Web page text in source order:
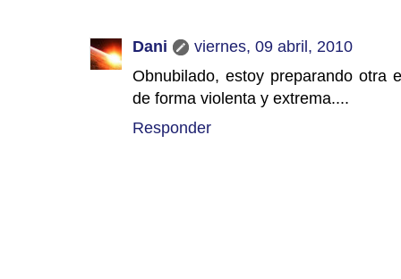
Dani
viernes, 09 abril, 2010
Obnubilado, estoy preparando otra
de forma violenta y extrema....
Responder